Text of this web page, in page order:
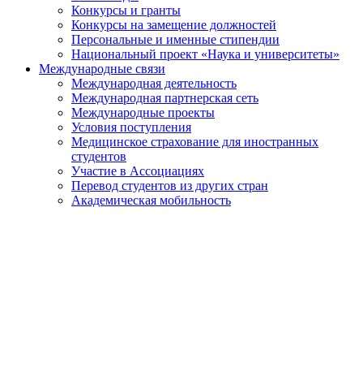
Конкурсы и гранты
Конкурсы на замещение должностей
Персональные и именные стипендии
Национальный проект «Наука и университеты»
Международные связи
Международная деятельность
Международная партнерская сеть
Международные проекты
Условия поступления
Медицинское страхование для иностранных
студентов
Участие в Ассоциациях
Перевод студентов из других стран
Академическая мобильность